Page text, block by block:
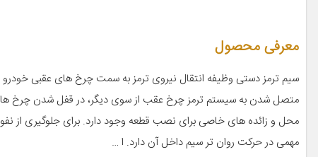
معرفی محصول
سیم ترمز دستی وظیفه انتقال نیروی ترمز به سمت چرخ های عقبی
متصل شدن به سیستم ترمز چرخ عقب از سوی دیگر، در قفل شدن چرخ ها
محل و زائده های خاصی برای نصب قطعه وجود دارد. برای جلوگیری از
مهمی در حرکت روان تر سیم داخل آن دارد. ا …